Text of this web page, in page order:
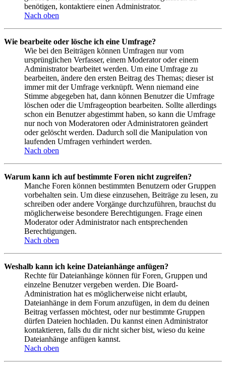
benötigen, kontaktiere einen Administrator.
Nach oben
Wie bearbeite oder lösche ich eine Umfrage?
Wie bei den Beiträgen können Umfragen nur vom
ursprünglichen Verfasser, einem Moderator oder einem
Administrator bearbeitet werden. Um eine Umfrage zu
bearbeiten, ändere den ersten Beitrag des Themas; dieser ist
immer mit der Umfrage verknüpft. Wenn niemand eine
Stimme abgegeben hat, dann können Benutzer die Umfrage
löschen oder die Umfrageoption bearbeiten. Sollte allerdings
schon ein Benutzer abgestimmt haben, so kann die Umfrage
nur noch von Moderatoren oder Administratoren geändert
oder gelöscht werden. Dadurch soll die Manipulation von
laufenden Umfragen verhindert werden.
Nach oben
Warum kann ich auf bestimmte Foren nicht zugreifen?
Manche Foren können bestimmten Benutzern oder Gruppen
vorbehalten sein. Um diese einzusehen, Beiträge zu lesen, zu
schreiben oder andere Vorgänge durchzuführen, brauchst du
möglicherweise besondere Berechtigungen. Frage einen
Moderator oder Administrator nach entsprechenden
Berechtigungen.
Nach oben
Weshalb kann ich keine Dateianhänge anfügen?
Rechte für Dateianhänge können für Foren, Gruppen und
einzelne Benutzer vergeben werden. Die Board-
Administration hat es möglicherweise nicht erlaubt,
Dateianhänge in dem Forum anzufügen, in dem du deinen
Beitrag verfassen möchtest, oder nur bestimmte Gruppen
dürfen Dateien hochladen. Du kannst einen Administrator
kontaktieren, falls du dir nicht sicher bist, wieso du keine
Dateianhänge anfügen kannst.
Nach oben